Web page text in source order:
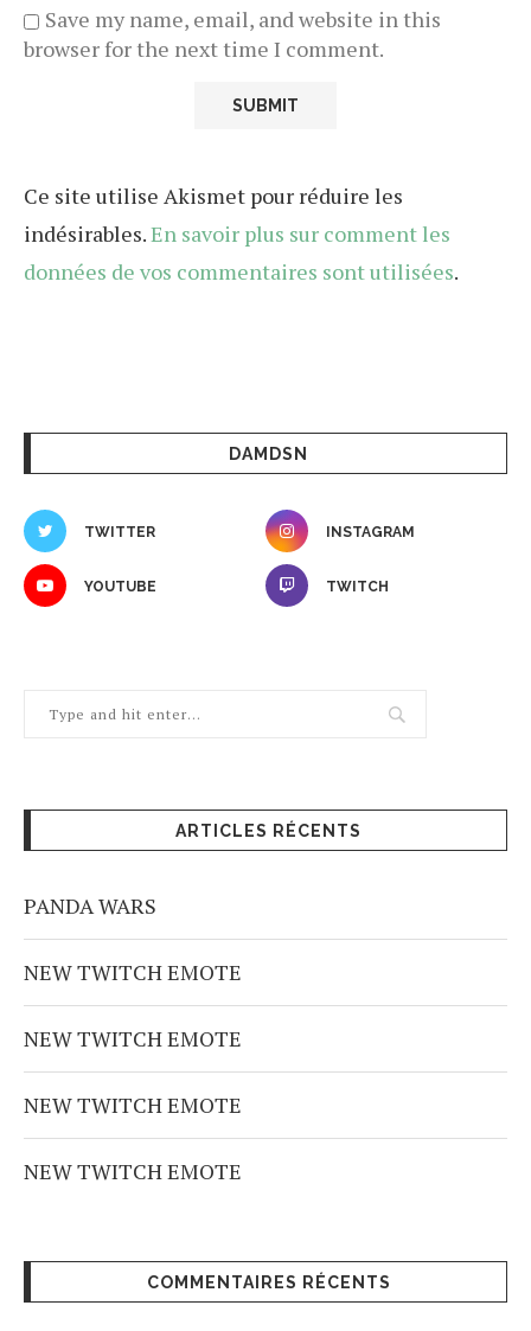
Save my name, email, and website in this
browser for the next time I comment.
Ce site utilise Akismet pour réduire les
indésirables.En savoir plus sur comment les
données de vos commentaires sont utilisées.
DAMDSN
TWITTER INSTAGRAM
YOUTUBE TWITCH
ARTICLES RÉCENTS
PANDA WARS
NEW TWITCH EMOTE
NEW TWITCH EMOTE
NEW TWITCH EMOTE
NEW TWITCH EMOTE
COMMENTAIRES RÉCENTS